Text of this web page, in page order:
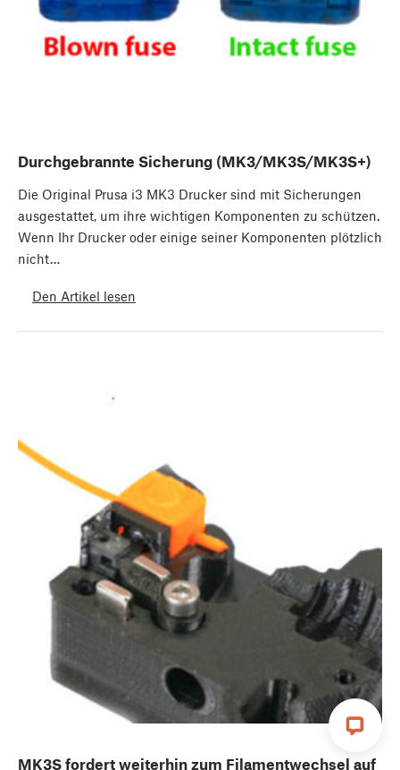
Durchgebrannte Sicherung (MK3/MK3S/MK3S+)
Die Original Prusa i3 MK3 Drucker sind mit Sicherungen
ausgestattet, um ihre wichtigen Komponenten zu schützen.
Wenn Ihr Drucker oder einige seiner Komponenten plötzlich
nicht…
Den Artikel lesen
MK3S fordert weiterhin zum Filamentwechsel auf